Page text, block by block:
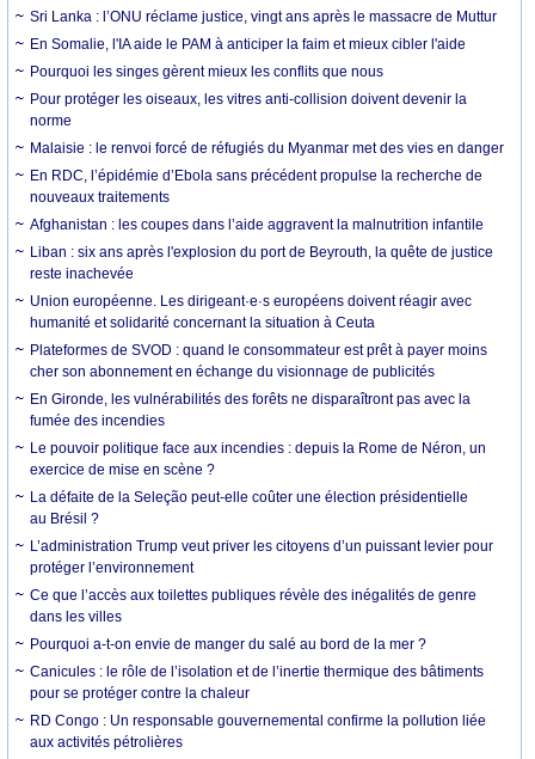
Sri Lanka : l’ONU réclame justice, vingt ans après le massacre de Muttur
En Somalie, l'IA aide le PAM à anticiper la faim et mieux cibler l'aide
Pourquoi les singes gèrent mieux les conflits que nous
Pour protéger les oiseaux, les vitres anti-collision doivent devenir la
norme
Malaisie : le renvoi forcé de réfugiés du Myanmar met des vies en danger
En RDC, l’épidémie d’Ebola sans précédent propulse la recherche de
nouveaux traitements
Afghanistan : les coupes dans l’aide aggravent la malnutrition infantile
Liban : six ans après l'explosion du port de Beyrouth, la quête de justice
reste inachevée
Union européenne. Les dirigeant·e·s européens doivent réagir avec
humanité et solidarité concernant la situation à Ceuta
Plateformes de SVOD : quand le consommateur est prêt à payer moins
cher son abonnement en échange du visionnage de publicités
En Gironde, les vulnérabilités des forêts ne disparaîtront pas avec la
fumée des incendies
Le pouvoir politique face aux incendies : depuis la Rome de Néron, un
exercice de mise en scène ?
La défaite de la Seleção peut-elle coûter une élection présidentielle
au Brésil ?
L’administration Trump veut priver les citoyens d’un puissant levier pour
protéger l’environnement
Ce que l’accès aux toilettes publiques révèle des inégalités de genre
dans les villes
Pourquoi a-t-on envie de manger du salé au bord de la mer ?
Canicules : le rôle de l’isolation et de l’inertie thermique des bâtiments
pour se protéger contre la chaleur
RD Congo : Un responsable gouvernemental confirme la pollution liée
aux activités pétrolières